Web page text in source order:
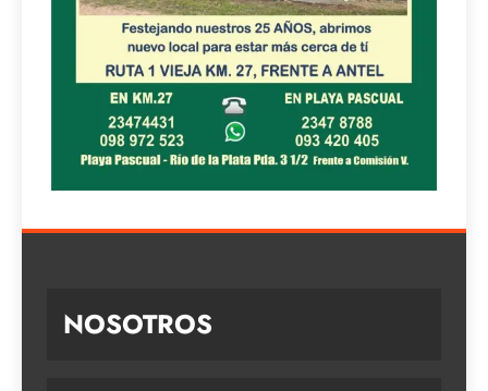
NOSOTROS